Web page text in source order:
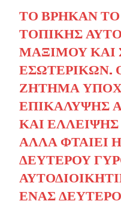
ΤΟ ΒΡΉΚΑΝ
ΤΟΠΙΚΉΣ
ΜΑΞΊΜΟΥ ΚΑΙ
ΕΣΩΤΕΡΙΚΏΝ.
ΖΉΤΗΜΑ
ΕΠΙΚΆΛΥΨΗΣ
ΚΑΙ
ΑΛΛΆ ΦΤΑΊΕΙ
ΔΕΎΤΕΡΟΥ
ΈΝΑΣ